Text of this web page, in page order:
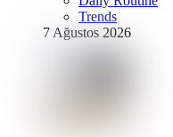
Trends
7 Ağustos 2026